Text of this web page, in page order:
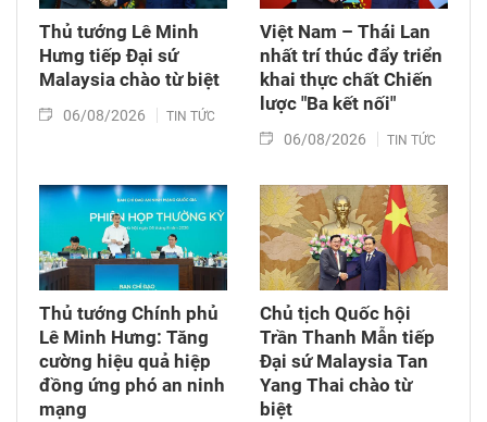
Thủ tướng Lê Minh
Hưng tiếp Đại sứ
Malaysia chào từ biệt
06/08/2026 TIN TỨC
Việt Nam – Thái Lan
nhất trí thúc đẩy triển
khai thực chất Chiến
lược "Ba kết nối"
06/08/2026 TIN TỨC
Thủ tướng Chính phủ
Lê Minh Hưng: Tăng
cường hiệu quả hiệp
đồng ứng phó an ninh
mạng
Chủ tịch Quốc hội
Trần Thanh Mẫn tiếp
Đại sứ Malaysia Tan
Yang Thai chào từ
biệt